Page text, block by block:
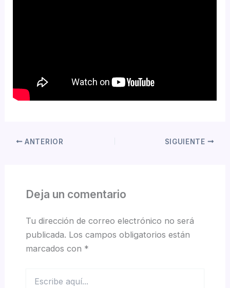
ANTERIOR SIGUIENTE
Deja un comentario
Tu dirección de correo electrónico no será
publicada. Los campos obligatorios están
marcados con *
aquí...